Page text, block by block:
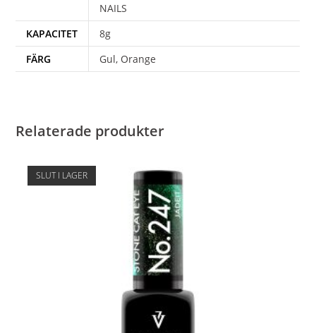
NAILS
KAPACITET
8g
FÄRG
Gul, Orange
Relaterade produkter
SLUT I LAGER